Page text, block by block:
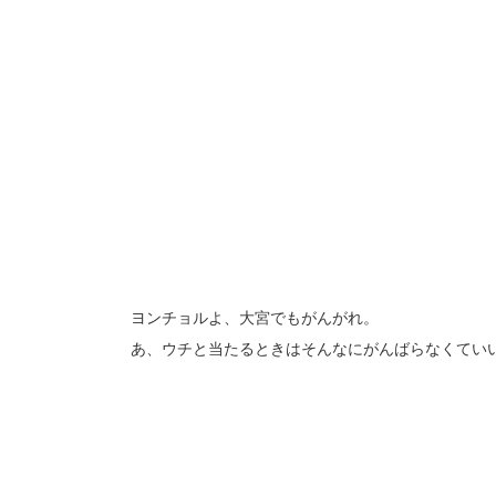
ヨンチョルよ、大宮でもがんがれ。
あ、ウチと当たるときはそんなにがんばらなくてい